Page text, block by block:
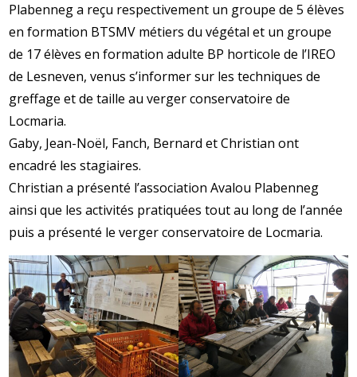
Plabenneg a reçu respectivement un groupe de 5 élèves
en formation BTSMV métiers du végétal et un groupe
de 17 élèves en formation adulte BP horticole de l’IREO
de Lesneven, venus s’informer sur les techniques de
greffage et de taille au verger conservatoire de
Locmaria.
Gaby, Jean-Noël, Fanch, Bernard et Christian ont
encadré les stagiaires.
Christian a présenté l’association Avalou Plabenneg
ainsi que les activités pratiquées tout au long de l’année
puis a présenté le verger conservatoire de Locmaria.